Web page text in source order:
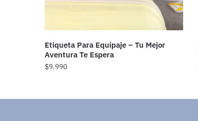
Etiqueta Para Equipaje – Tu Mejor
Aventura Te Espera
$9.990